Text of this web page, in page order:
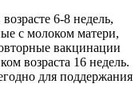
6-8 недель,
с молоком матери,
вакцинации
возраста 16 недель.
для поддержания